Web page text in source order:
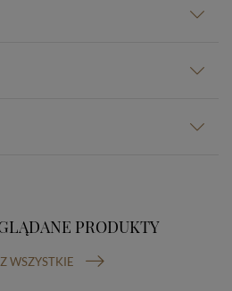
PRODUKTY
WSZYSTKIE